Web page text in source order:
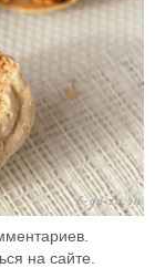
на сайте.